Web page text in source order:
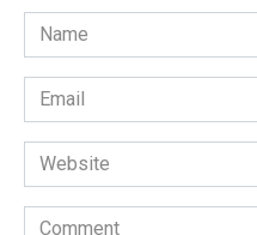
Name
*
Email
*
Website
Comment